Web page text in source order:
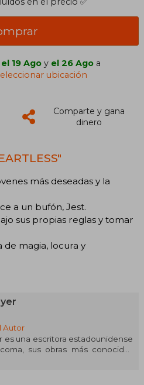
el 19 Ago y el 26 Ago a
ubicación
Comparte y gana
dinero
más deseadas y la
a un bufón, Jest.
sus propias reglas y tomar
de magia, locura y
Autor
es una escritora estadounidense
sus obras más conocidas
Cinder y Winter primer y ante